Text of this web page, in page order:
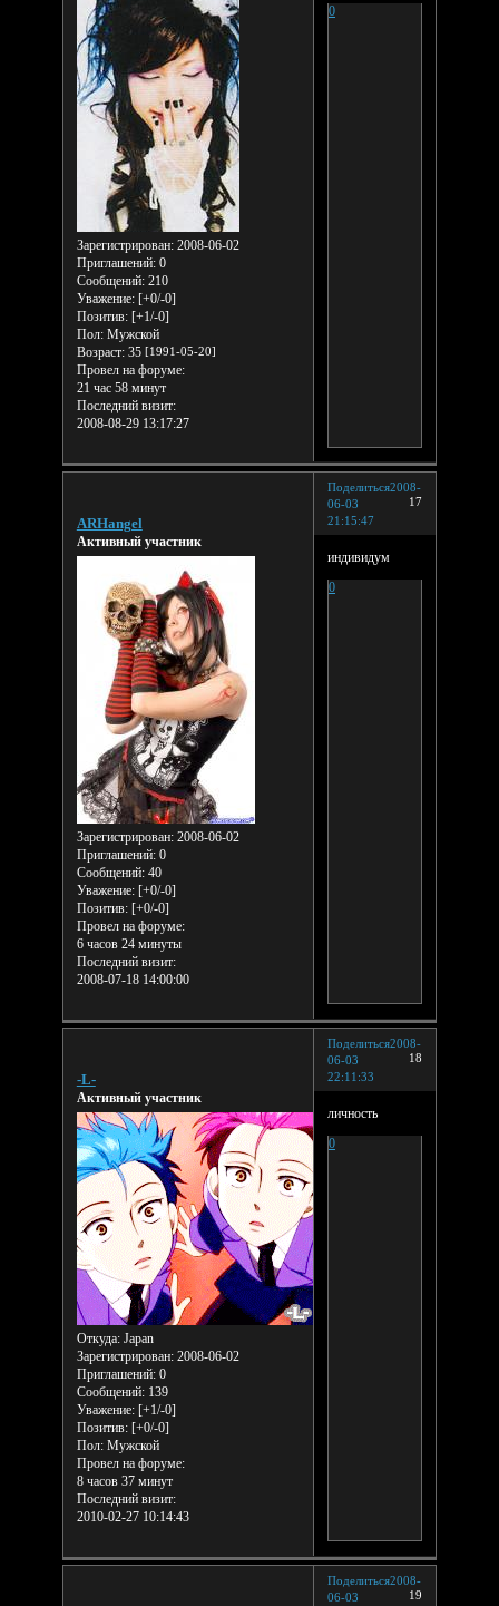
Зарегистрирован: 2008-06-02
Приглашений:0
Сообщений:210
Уважение: [+0/-0]
Позитив: [+1/-0]
Пол:Мужской
Возраст:35 [1991-05-20]
Провел на форуме:
21 час 58 минут
Последний визит:
2008-08-29 13:17:27
0
Поделиться
17
2008-
06-03
21:15:47
ARHangel
Активный участник
Зарегистрирован: 2008-06-02
Приглашений:0
Сообщений:40
Уважение: [+0/-0]
Позитив: [+0/-0]
Провел на форуме:
6 часов 24 минуты
Последний визит:
2008-07-18 14:00:00
индивидум
0
Поделиться
18
2008-
06-03
22:11:33
-L-
Активный участник
Откуда:Japan
Зарегистрирован: 2008-06-02
Приглашений:0
Сообщений:139
Уважение: [+1/-0]
Позитив: [+0/-0]
Пол:Мужской
Провел на форуме:
8 часов 37 минут
Последний визит:
2010-02-27 10:14:43
личность
0
Поделиться
19
2008-
06-03